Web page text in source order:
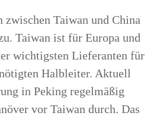
zwischen Taiwan und China
Taiwan ist für Europa und
wichtigsten Lieferanten für
Halbleiter. Aktuell
in Peking regelmäßig
vor Taiwan durch. Das